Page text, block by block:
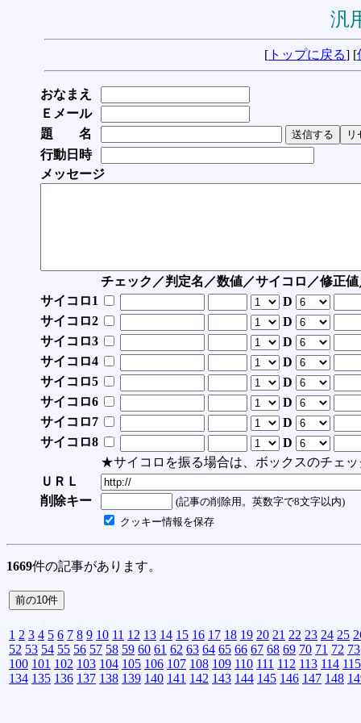
汎
[ トップに戻る] [
おなまえ
Ｅメール
題 名
行動日時
メッセージ
チェック／判定名／数値／サイコロ／修正
サイコロ1
D
サイコロ2
D
サイコロ3
D
サイコロ4
D
サイコロ5
D
サイコロ6
D
サイコロ7
D
サイコロ8
D
★サイコロを振る場合は、ボックスのチェッ
ＵＲＬ
削除キー
(記事の削除用。英数字で8文字以内)
クッキー情報を保存
1669件の記事があります。
1 2 3 4 5 6 7 8 9 10 11 12 13 14 15 16 17 18 19 20 21 22 23 24 25
52 53 54 55 56 57 58 59 60 61 62 63 64 65 66 67 68 69 70 71 72 73
100 101 102 103 104 105 106 107 108 109 110 111 112 113 114 115
134 135 136 137 138 139 140 141 142 143 144 145 146 147 148